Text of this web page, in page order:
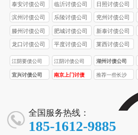
泰安讨债公司 临沂讨债公司 日照讨债公司
滨州讨债公司 乐陵讨债公司 兖州讨债公司
滕州讨债公司 肥城讨债公司 新泰讨债公司
龙口讨债公司 平度讨债公司 莱西讨债公司
江阴要债公司 江阴讨债公司 湖州讨债公司
宜兴讨债公司
南京上门讨债
推荐一些长沙
全国服务热线：
185-1612-9885